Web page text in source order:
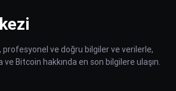
profesyonel ve doğru bilgiler ve verilerle,
Bitcoin hakkında en son bilgilere ulaşın.